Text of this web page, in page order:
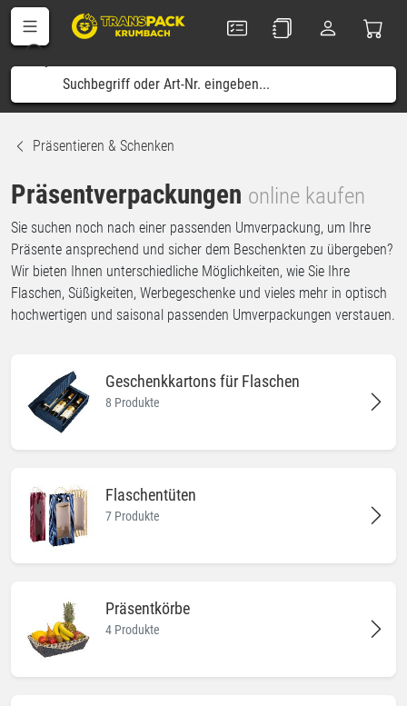
Präsentieren & Schenken
Präsentverpackungen online kaufen
Sie suchen noch nach einer passenden Umverpackung, um Ihre
Präsente ansprechend und sicher dem Beschenkten zu übergeben?
Wir bieten Ihnen unterschiedliche Möglichkeiten, wie Sie Ihre
Flaschen, Süßigkeiten, Werbegeschenke und vieles mehr in optisch
hochwertigen und saisonal passenden Umverpackungen verstauen.
Geschenkkartons für Flaschen
8 Produkte
Flaschentüten
7 Produkte
Präsentkörbe
4 Produkte